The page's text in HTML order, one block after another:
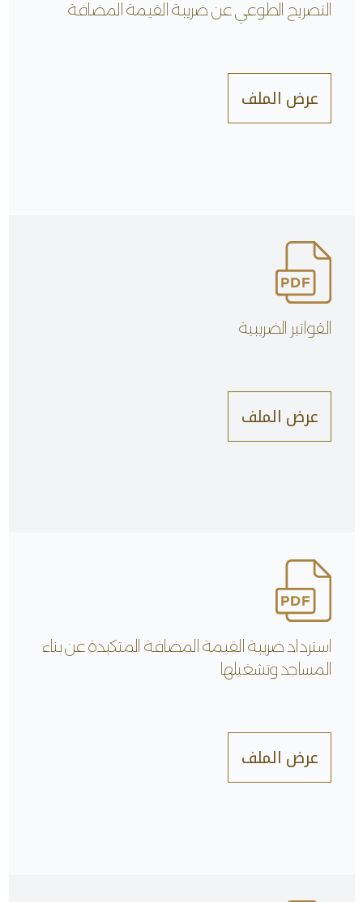
التصريح الطوعي عن ضريبة القيمة المضافة
عرض الملف
الفواتير الضريبية
عرض الملف
استرداد ضريبة القيمة المضافة المتكبدة عن بناء
المساجد وتشغيلها
عرض الملف